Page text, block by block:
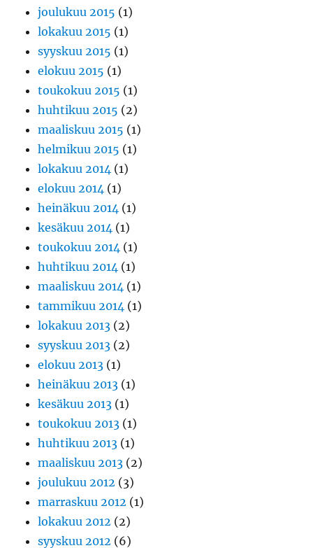
joulukuu 2015 (1)
lokakuu 2015 (1)
syyskuu 2015 (1)
elokuu 2015 (1)
toukokuu 2015 (1)
huhtikuu 2015 (2)
maaliskuu 2015 (1)
helmikuu 2015 (1)
lokakuu 2014 (1)
elokuu 2014 (1)
heinäkuu 2014 (1)
kesäkuu 2014 (1)
toukokuu 2014 (1)
huhtikuu 2014 (1)
maaliskuu 2014 (1)
tammikuu 2014 (1)
lokakuu 2013 (2)
syyskuu 2013 (2)
elokuu 2013 (1)
heinäkuu 2013 (1)
kesäkuu 2013 (1)
toukokuu 2013 (1)
huhtikuu 2013 (1)
maaliskuu 2013 (2)
joulukuu 2012 (3)
marraskuu 2012 (1)
lokakuu 2012 (2)
syyskuu 2012 (6)